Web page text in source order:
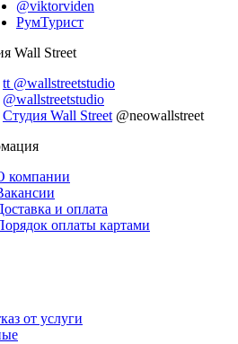
@viktorviden
РумТурист
Wall Street
tt @wallstreetstudio
@wallstreetstudio
Студия Wall Street @neowallstreet
компании
и оплата
оплаты картами
от услуги